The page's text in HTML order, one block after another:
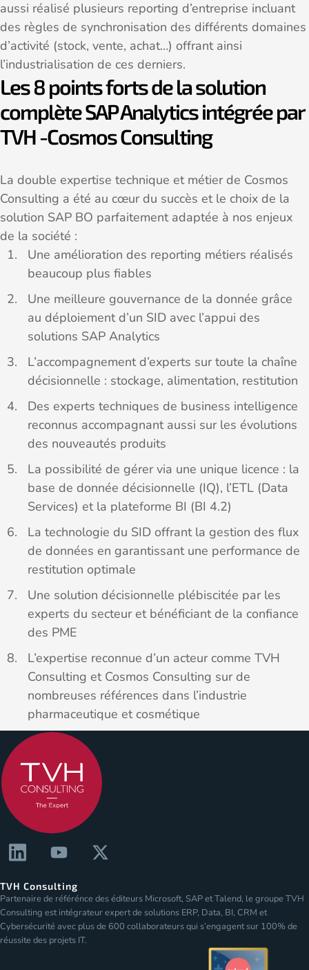
aussi réalisé plusieurs reporting d’entreprise incluant
des règles de synchronisation des différents domaines
d’activité (stock, vente, achat…) offrant ainsi
l’industrialisation de ces derniers.
Les 8 points forts de la solution
complète SAP Analytics intégrée par
TVH -Cosmos Consulting
La double expertise technique et métier de Cosmos
Consulting a été au cœur du succès et le choix de la
solution SAP BO parfaitement adaptée à nos enjeux
de la société :
Une amélioration des reporting métiers réalisés
beaucoup plus fiables
Une meilleure gouvernance de la donnée grâce
au déploiement d’un SID avec l’appui des
solutions SAP Analytics
L’accompagnement d’experts sur toute la chaîne
décisionnelle : stockage, alimentation, restitution
Des experts techniques de business intelligence
reconnus accompagnant aussi sur les évolutions
des nouveautés produits
La possibilité de gérer via une unique licence : la
base de donnée décisionnelle (IQ), l’ETL (Data
Services) et la plateforme BI (BI 4.2)
La technologie du SID offrant la gestion des flux
de données en garantissant une performance de
restitution optimale
Une solution décisionnelle plébiscitée par les
experts du secteur et bénéficiant de la confiance
des PME
L’expertise reconnue d’un acteur comme TVH
Consulting et Cosmos Consulting sur de
nombreuses références dans l’industrie
pharmaceutique et cosmétique
TVH Consulting
Partenaire de référénce des éditeurs Microsoft, SAP et Talend, le groupe TVH
Consulting est intégrateur expert de solutions ERP, Data, BI, CRM et
Cybersécurité avec plus de 600 collaborateurs qui s’engagent sur 100% de
réussite des projets IT.